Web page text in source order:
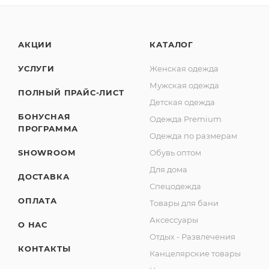
АКЦИИ
УСЛУГИ
ПОЛНЫЙ ПРАЙС-ЛИСТ
БОНУСНАЯ
ПРОГРАММА
SHOWROOM
ДОСТАВКА
ОПЛАТА
О НАС
КОНТАКТЫ
КАТАЛОГ
Женская одежда
Мужская одежда
Детская одежда
Одежда Premium
Одежда по размерам
Обувь оптом
Для дома
Спецодежда
Товары для бани
Аксессуары
Отдых - Развлечения
Канцелярские товары